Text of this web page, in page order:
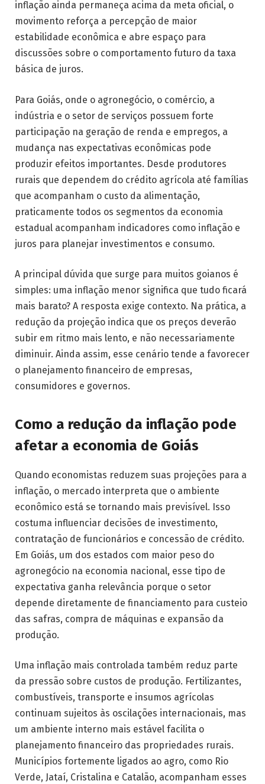
inflação ainda permaneça acima da meta oficial, o
movimento reforça a percepção de maior
estabilidade econômica e abre espaço para
discussões sobre o comportamento futuro da taxa
básica de juros.
Para Goiás, onde o agronegócio, o comércio, a
indústria e o setor de serviços possuem forte
participação na geração de renda e empregos, a
mudança nas expectativas econômicas pode
produzir efeitos importantes. Desde produtores
rurais que dependem do crédito agrícola até famílias
que acompanham o custo da alimentação,
praticamente todos os segmentos da economia
estadual acompanham indicadores como inflação e
juros para planejar investimentos e consumo.
A principal dúvida que surge para muitos goianos é
simples: uma inflação menor significa que tudo ficará
mais barato? A resposta exige contexto. Na prática, a
redução da projeção indica que os preços deverão
subir em ritmo mais lento, e não necessariamente
diminuir. Ainda assim, esse cenário tende a favorecer
o planejamento financeiro de empresas,
consumidores e governos.
Como a redução da inflação pode
afetar a economia de Goiás
Quando economistas reduzem suas projeções para a
inflação, o mercado interpreta que o ambiente
econômico está se tornando mais previsível. Isso
costuma influenciar decisões de investimento,
contratação de funcionários e concessão de crédito.
Em Goiás, um dos estados com maior peso do
agronegócio na economia nacional, esse tipo de
expectativa ganha relevância porque o setor
depende diretamente de financiamento para custeio
das safras, compra de máquinas e expansão da
produção.
Uma inflação mais controlada também reduz parte
da pressão sobre custos de produção. Fertilizantes,
combustíveis, transporte e insumos agrícolas
continuam sujeitos às oscilações internacionais, mas
um ambiente interno mais estável facilita o
planejamento financeiro das propriedades rurais.
Municípios fortemente ligados ao agro, como Rio
Verde, Jataí, Cristalina e Catalão, acompanham esses